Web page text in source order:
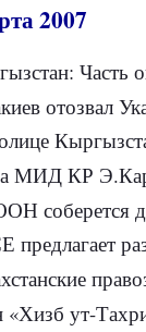
2007
Часть
отозвал
Кыргызстана
МИД КР
соберется
ут-Тахрира»,